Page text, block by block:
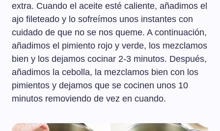
extra. Cuando el aceite esté caliente, añadimos el
ajo fileteado y lo sofreímos unos instantes con
cuidado de que no se nos queme. A continuación,
añadimos el pimiento rojo y verde, los mezclamos
bien y los dejamos cocinar 2-3 minutos. Después,
añadimos la cebolla, la mezclamos bien con los
pimientos y dejamos que se cocinen unos 10
minutos removiendo de vez en cuando.